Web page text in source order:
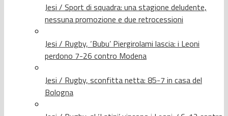
Jesi / Sport di squadra: una stagione deludente,
nessuna promozione e due retrocessioni
Jesi / Rugby, ‘Bubu’ Piergirolami lascia: i Leoni
perdono 7-26 contro Modena
Jesi / Rugby, sconfitta netta: 85-7 in casa del
Bologna